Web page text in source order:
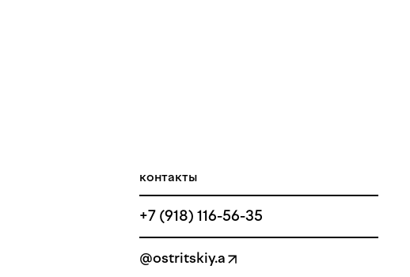
контакты
+7 (918) 116-56-35
@ostritskiy.a